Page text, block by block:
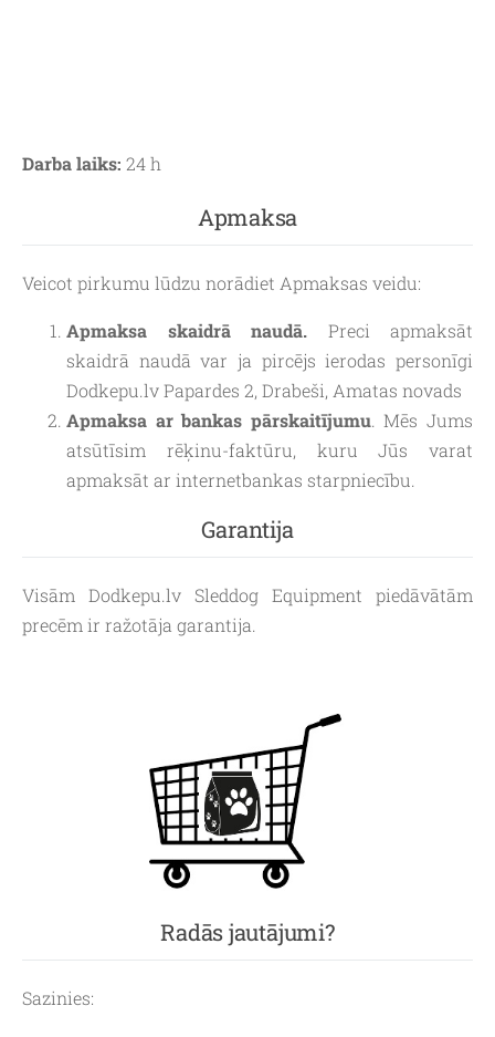
Darba laiks: 24 h
Apmaksa
Veicot pirkumu lūdzu norādiet Apmaksas veidu:
Apmaksa skaidrā naudā. Preci apmaksāt
skaidrā naudā var ja pircējs ierodas personīgi
Dodkepu.lv Papardes 2, Drabeši, Amatas novads
Apmaksa ar bankas pārskaitījumu. Mēs Jums
atsūtīsim rēķinu-faktūru, kuru Jūs varat
apmaksāt ar internetbankas starpniecību.
Garantija
Visām Dodkepu.lv Sleddog Equipment piedāvātām
precēm ir ražotāja garantija.
Radās jautājumi?
Sazinies: